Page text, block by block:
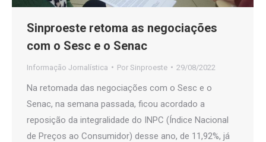
Sinproeste retoma as negociações
com o Sesc e o Senac
Informação Jornalística Por Sinproeste 29/08/2022
Na retomada das negociações com o Sesc e o
Senac, na semana passada, ficou acordado a
reposição da integralidade do INPC (Índice Nacional
de Preços ao Consumidor) desse ano, de 11,92%, já